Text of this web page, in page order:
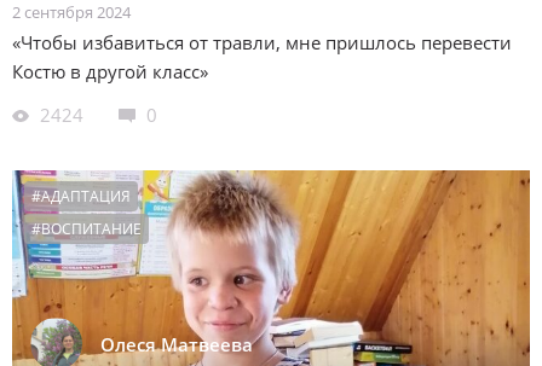
2 сентября 2024
«Чтобы избавиться от травли, мне пришлось перевести
Костю в другой класс»
2424
0
Олеся Матвеева
#АДАПТАЦИЯ
#ВОСПИТАНИЕ